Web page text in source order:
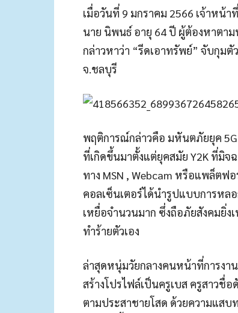
เมื่อวันที่ 9 มกราคม 2566 เจ้าหน้
นาย นิพนธ์ อายุ 64 ปี ผู้ต้องหาตา
กล่าวหาว่า “รีดเอาทรัพย์” จับกุม
จ.ชลบุรี
พฤติการณ์กล่าวคือ มหันตภัยยุค
ที่เกิดขึ้นมาตั้งแต่ยุคสมัย Y2K ที่มิ
ทาง MSN , Webcam หรือแพล็ต
คอลเซ็นเตอร์ได้นำรูปแบบการหล
เหยื่อจำนวนมาก ซึ่งถือภัยสังคมยิ่
ทำร้ายตัวเอง
ล่าสุดหนุ่มวัยกลางคนหน้าที่การงา
สร้างโปรไฟล์เป็นครูเบส ครูสาวชื่
ตามประสาชายโสด ด้วยความแสบ